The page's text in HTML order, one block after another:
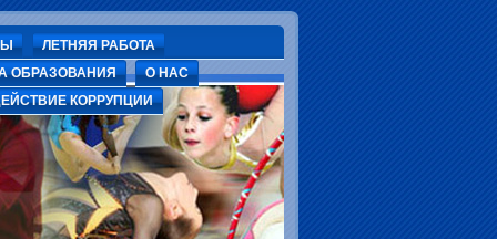
ЛЕТНЯЯ РАБОТА
ОБРАЗОВАНИЯ
О НАС
КОРРУПЦИИ